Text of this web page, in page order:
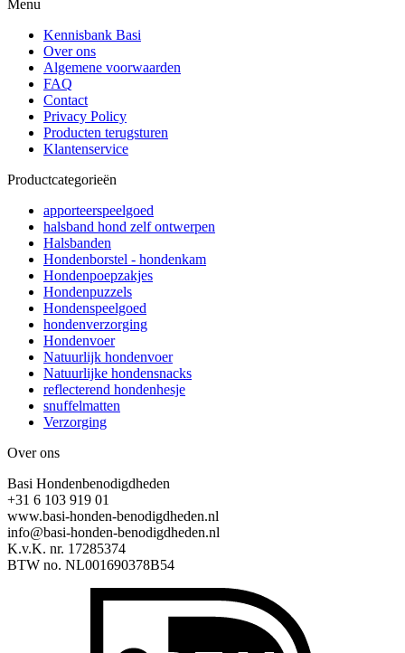
Menu
Kennisbank Basi
Over ons
Algemene voorwaarden
FAQ
Contact
Privacy Policy
Producten terugsturen
Klantenservice
Productcategorieën
apporteerspeelgoed
halsband hond zelf ontwerpen
Halsbanden
Hondenborstel - hondenkam
Hondenpoepzakjes
Hondenpuzzels
Hondenspeelgoed
hondenverzorging
Hondenvoer
Natuurlijk hondenvoer
Natuurlijke hondensnacks
reflecterend hondenhesje
snuffelmatten
Verzorging
Over ons
Basi Hondenbenodigdheden
+31 6 103 919 01
www.basi-honden-benodigdheden.nl
info@basi-honden-benodigdheden.nl
K.v.K. nr. 17285374
BTW no. NL001690378B54